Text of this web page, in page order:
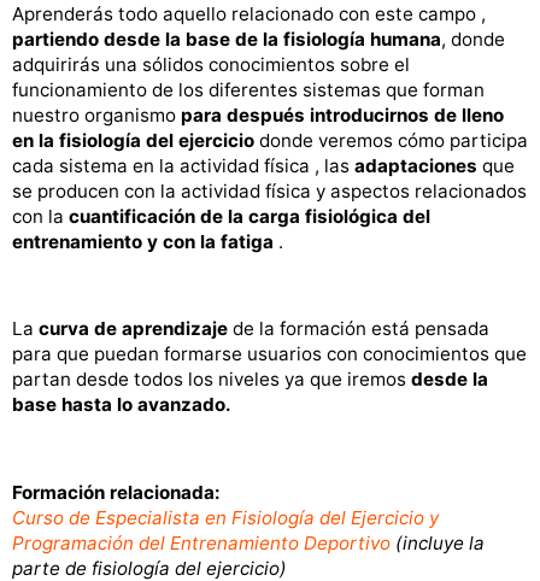
Aprenderás todo aquello relacionado con este campo ,
partiendo desde la base de la fisiología humana, donde
adquirirás una sólidos conocimientos sobre el
funcionamiento de los diferentes sistemas que forman
nuestro organismo para después introducirnos de lleno
en la fisiología del ejercicio donde veremos cómo participa
cada sistema en la actividad física , las adaptaciones que
se producen con la actividad física y aspectos relacionados
con la cuantificación de la carga fisiológica del
entrenamiento y con la fatiga .
La curva de aprendizaje de la formación está pensada
para que puedan formarse usuarios con conocimientos que
partan desde todos los niveles ya que iremos desde la
base hasta lo avanzado.
Formación relacionada:
Curso de Especialista en Fisiología del Ejercicio y
Programación del Entrenamiento Deportivo (incluye la
parte de fisiología del ejercicio)